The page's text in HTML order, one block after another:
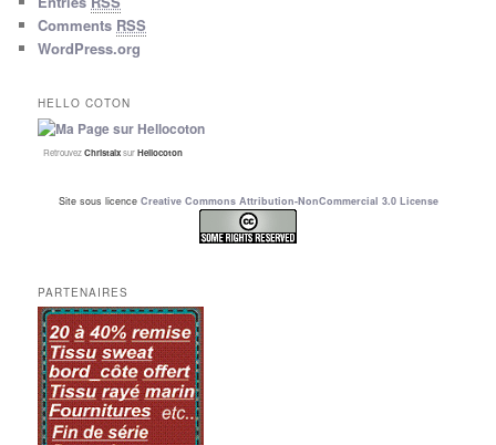
Comments RSS
WordPress.org
HELLO COTON
RetrouvezChristalxsurHellocoton
Site sous licence Creative Commons Attribution-NonCommercial 3.0 License
PARTENAIRES